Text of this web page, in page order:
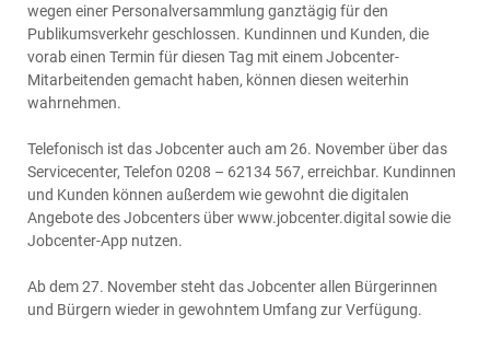
wegen einer Personalversammlung ganztägig für den
Publikumsverkehr geschlossen. Kundinnen und Kunden, die
vorab einen Termin für diesen Tag mit einem Jobcenter-
Mitarbeitenden gemacht haben, können diesen weiterhin
wahrnehmen.
Telefonisch ist das Jobcenter auch am 26. November über das
Servicecenter, Telefon 0208 – 62134 567, erreichbar. Kundinnen
und Kunden können außerdem wie gewohnt die digitalen
Angebote des Jobcenters über www.jobcenter.digital sowie die
Jobcenter-App nutzen.
Ab dem 27. November steht das Jobcenter allen Bürgerinnen
und Bürgern wieder in gewohntem Umfang zur Verfügung.